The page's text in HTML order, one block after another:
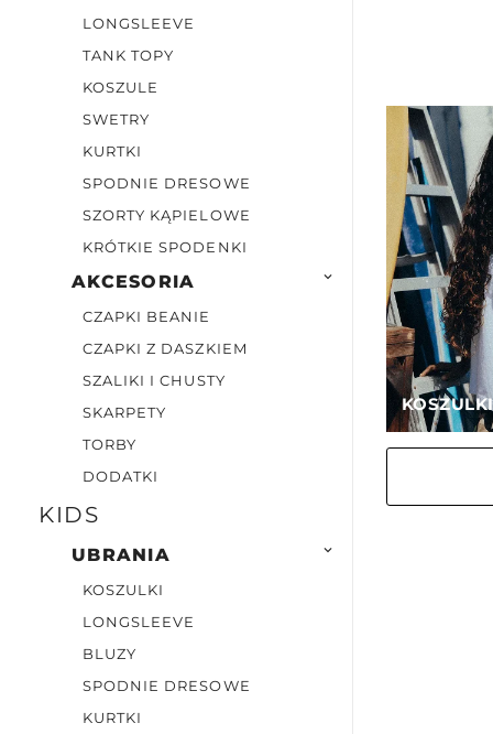
LONGSLEEVE
TANK TOPY
KOSZULE
SWETRY
KURTKI
SPODNIE DRESOWE
SZORTY KĄPIELOWE
KRÓTKIE SPODENKI
AKCESORIA 
CZAPKI BEANIE
CZAPKI Z DASZKIEM
SZALIKI I CHUSTY
SKARPETY
TORBY
DODATKI
KIDS
UBRANIA 
KOSZULKI
LONGSLEEVE
BLUZY
SPODNIE DRESOWE
KURTKI
KOSZULKI